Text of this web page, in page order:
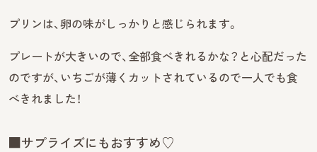
プリンは、卵の味がしっかりと感じられます。
プレートが大きいので、全部食べきれるかな？と心配だった
のですが、いちごが薄くカットされているので一人でも食
べきれました！
■サプライズにもおすすめ♡